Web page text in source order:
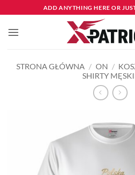
do
zawartości
ADD ANYTHING HERE OR
STRONA GŁÓWNA / ON /
SHIRTY